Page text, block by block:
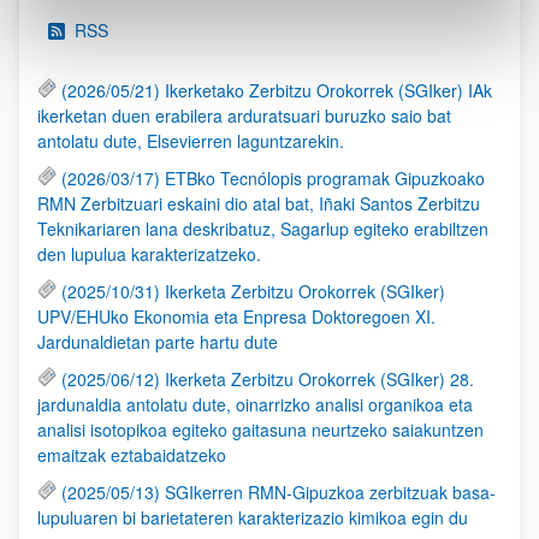
RSS
(2026/05/21) Ikerketako Zerbitzu Orokorrek (SGIker) IAk
ikerketan duen erabilera arduratsuari buruzko saio bat
antolatu dute, Elsevierren laguntzarekin.
(2026/03/17) ETBko Tecnólopis programak Gipuzkoako
RMN Zerbitzuari eskaini dio atal bat, Iñaki Santos Zerbitzu
Teknikariaren lana deskribatuz, Sagarlup egiteko erabiltzen
den lupulua karakterizatzeko.
(2025/10/31) Ikerketa Zerbitzu Orokorrek (SGIker)
UPV/EHUko Ekonomia eta Enpresa Doktoregoen XI.
Jardunaldietan parte hartu dute
(2025/06/12) Ikerketa Zerbitzu Orokorrek (SGIker) 28.
jardunaldia antolatu dute, oinarrizko analisi organikoa eta
analisi isotopikoa egiteko gaitasuna neurtzeko saiakuntzen
emaitzak eztabaidatzeko
(2025/05/13) SGIkerren RMN-Gipuzkoa zerbitzuak basa-
lupuluaren bi barietateren karakterizazio kimikoa egin du